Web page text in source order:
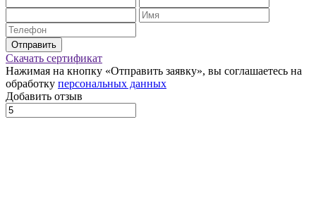
Отправить
Скачать сертификат
Нажимая на кнопку «Отправить заявку», вы соглашаетесь на
обработку персональных данных
Добавить отзыв